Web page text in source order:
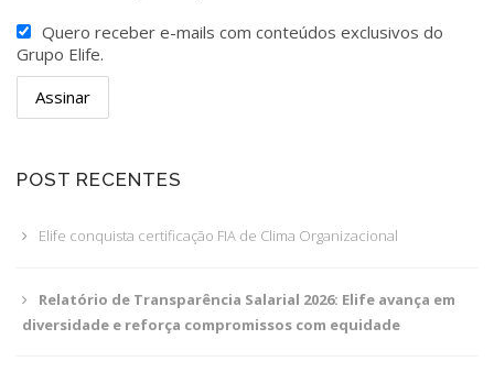
Quero receber e-mails com conteúdos exclusivos do
Grupo Elife.
POST RECENTES
Elife conquista certificação FIA de Clima Organizacional
Relatório de Transparência Salarial 2026: Elife avança em
diversidade e reforça compromissos com equidade